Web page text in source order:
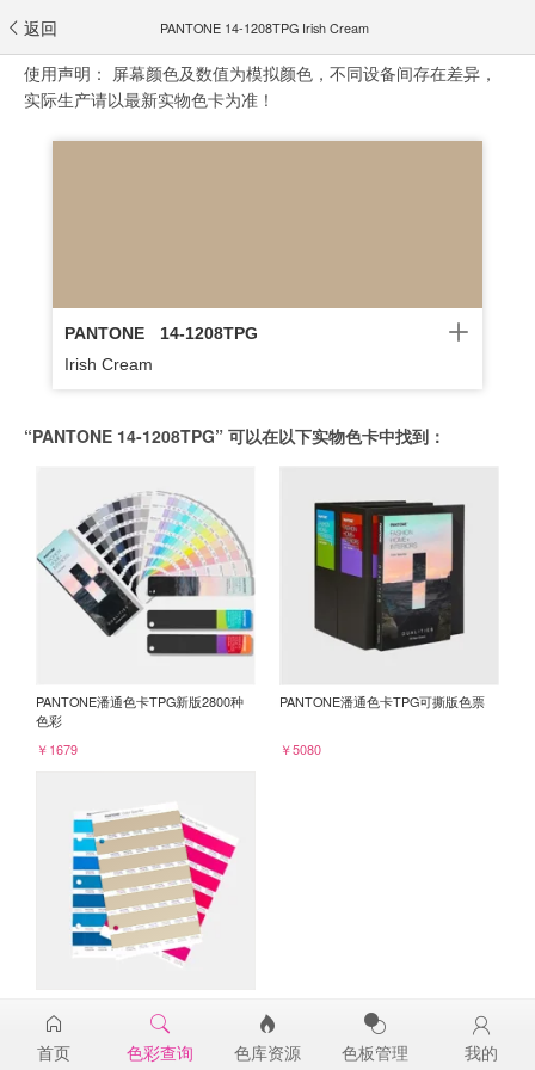
返回 PANTONE 14-1208TPG Irish Cream
使用声明： 屏幕颜色及数值为模拟颜色，不同设备间存在差异，
实际生产请以最新实物色卡为准！
PANTONE
14-1208TPG
Irish Cream
“PANTONE 14-1208TPG” 可以在以下实物色卡中找到：
PANTONE潘通色卡TPG新版2800种
色彩
￥1679
PANTONE潘通色卡TPG可撕版色票
￥5080
14-1208TPG
￥98
首页 色彩查询 色库资源 色板管理 我的